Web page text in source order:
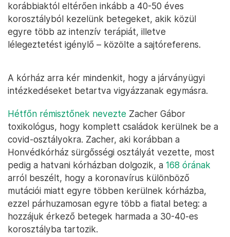
korábbiaktól eltérően inkább a 40-50 éves
korosztályból kezelünk betegeket, akik közül
egyre több az intenzív terápiát, illetve
lélegeztetést igénylő – közölte a sajtóreferens.
A kórház arra kér mindenkit, hogy a járványügyi
intézkedéseket betartva vigyázzanak egymásra.
Hétfőn rémisztőnek nevezte Zacher Gábor
toxikológus, hogy komplett családok kerülnek be a
covid-osztályokra. Zacher, aki korábban a
Honvédkórház sürgősségi osztályát vezette, most
pedig a hatvani kórházban dolgozik, a 168 órának
arról beszélt, hogy a koronavírus különböző
mutációi miatt egyre többen kerülnek kórházba,
ezzel párhuzamosan egyre több a fiatal beteg: a
hozzájuk érkező betegek harmada a 30-40-es
korosztályba tartozik.